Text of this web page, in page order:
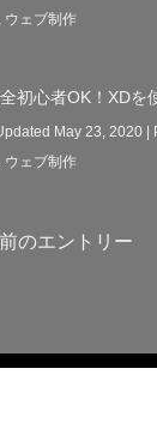
, ウェブ制作
初心者OK！XDを
May 23, 2020 |
, ウェブ制作
のエントリー